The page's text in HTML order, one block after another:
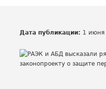
Дата публикации: 1 июня